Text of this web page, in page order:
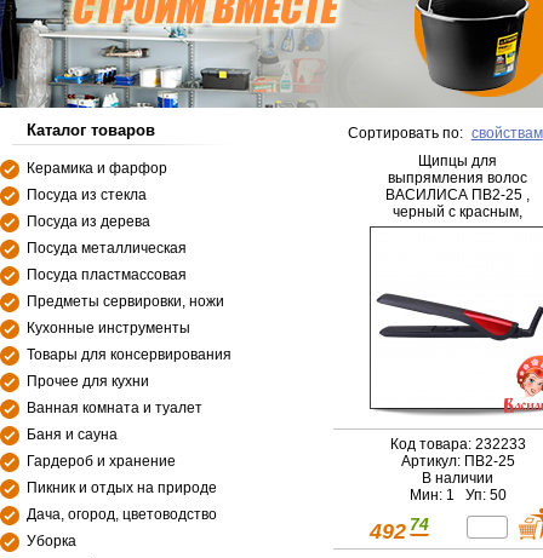
Каталог товаров
Керамика и фарфор
Посуда из стекла
Посуда из дерева
Посуда металлическая
Посуда пластмассовая
Предметы сервировки, ножи
Кухонные инструменты
Товары для консервирования
Прочее для кухни
Ванная комната и туалет
Баня и сауна
Гардероб и хранение
Пикник и отдых на природе
Дача, огород, цветоводство
Уборка
Сортировать по: свойствам
Щипцы для
выпрямления волос
ВАСИЛИСА ПВ2-25 ,
черный с красным,
керамическое покрыте,
Код товара: 232233
Артикул: ПВ2-25
В наличии
Мин: 1 Уп: 50
492 74